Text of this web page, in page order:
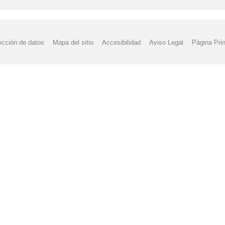
de datos Mapa del sitio Accesibilidad Aviso Legal Página